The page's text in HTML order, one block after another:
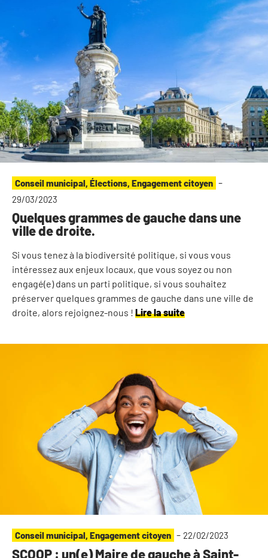
Conseil municipal, Élections, Engagement citoyen -
29/03/2023
Quelques grammes de gauche dans une
ville de droite.
Si vous tenez à la biodiversité politique, si vous vous
intéressez aux enjeux locaux, que vous soyez ou non
engagé(e) dans un parti politique, si vous souhaitez
préserver quelques grammes de gauche dans une ville de
droite, alors rejoignez-nous ! Lire la suite
Conseil municipal, Engagement citoyen - 22/02/2023
SCOOP : un(e) Maire de gauche à Saint-